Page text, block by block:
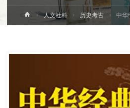
首
页
人文社科 历史考古 中华